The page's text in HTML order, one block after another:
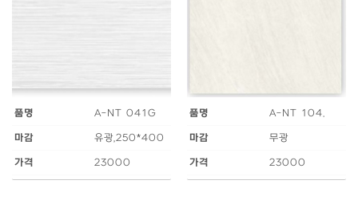
품명 A-NT 041G
마감 유광,250*400
가격 23000
품명 A-NT 104.
마감 무광
가격 23000